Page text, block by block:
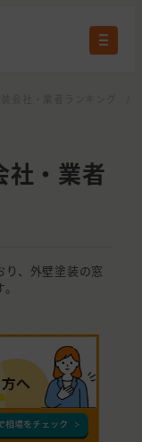
社・業者
、外壁塗装の窓